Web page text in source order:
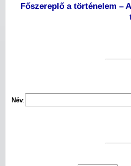
Főszereplő a történelem –
Név: